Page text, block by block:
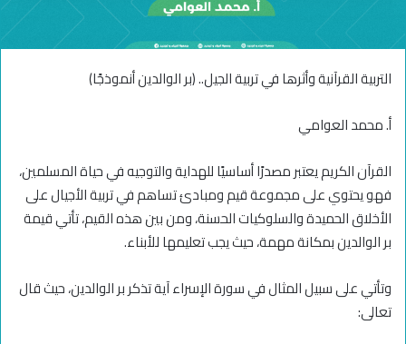
التربية القرآنية وأثرها في تربية الجيل.. (بر الوالدين أنموذجًا)
أ. محمد العوامي
القرآن الكريم يعتبر مصدرًا أساسيًا للهداية والتوجيه في حياة المسلمين،
فهو يحتوي على مجموعة قيم ومبادئ تساهم في تربية الأجيال على
الأخلاق الحميدة والسلوكيات الحسنة، ومن بين هذه القيم، تأتي قيمة
بر الوالدين بمكانة مهمة، حيث يجب تعليمها للأبناء.
وتأتي على سبيل المثال في سورة الإسراء آية تذكر بر الوالدين، حيث قال
تعالى: